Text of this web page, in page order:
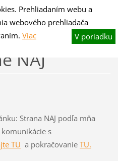
NAJ
Strana NAJ podľa mňa
s
TU a pokračovanie TU.
Prehliadaním webu a
webového prehliadača
V poriadku
Viac